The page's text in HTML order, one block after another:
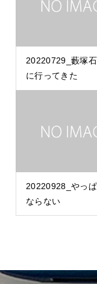
20220729_藪塚
に行ってきた
20220928_やっ
ならない